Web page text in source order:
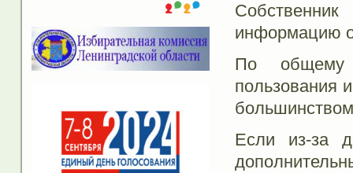
информацию
По общему
пользования
Если из-за